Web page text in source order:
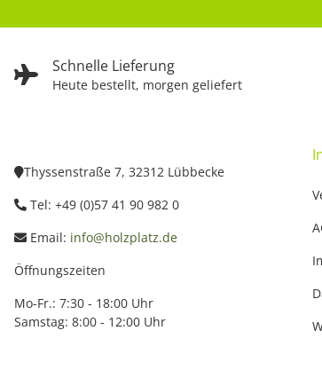
Schnelle Lieferung
Heute bestellt, morgen geliefert
Thyssenstraße 7, 32312 Lübbecke
Tel: +49 (0)57 41 90 982 0
Email: info@holzplatz.de
Öffnungszeiten
Mo-Fr.: 7:30 - 18:00 Uhr
Samstag: 8:00 - 12:00 Uhr